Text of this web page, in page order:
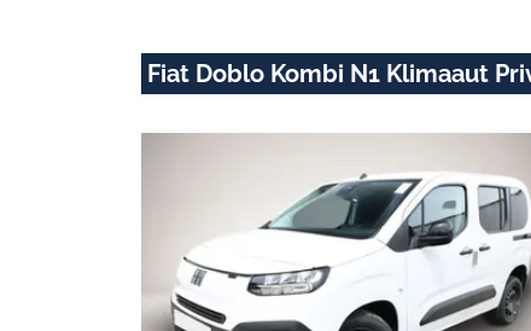
Fiat Doblo Kombi N1 Klimaaut